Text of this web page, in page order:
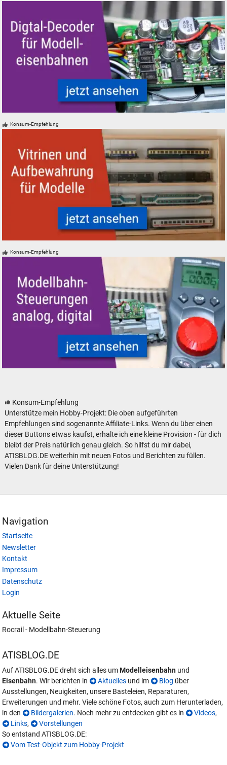
Konsum-Empfehlung
Konsum-Empfehlung
Konsum-Empfehlung
Unterstütze mein Hobby-Projekt: Die oben aufgeführten
Empfehlungen sind sogenannte Affiliate-Links. Wenn du über einen
dieser Buttons etwas kaufst, erhalte ich eine kleine Provision - für dich
bleibt der Preis natürlich genau gleich. So hilfst du mir dabei,
ATISBLOG.DE weiterhin mit neuen Fotos und Berichten zu füllen.
Vielen Dank für deine Unterstützung!
Navigation
Startseite
Newsletter
Kontakt
Impressum
Datenschutz
Login
Aktuelle Seite
Rocrail - Modellbahn-Steuerung
ATISBLOG.DE
Auf ATISBLOG.DE dreht sich alles umModelleisenbahn und
Eisenbahn. Wir berichten in Aktuelles und im Blog über
Ausstellungen, Neuigkeiten, unsere Basteleien, Reparaturen,
Erweiterungen und mehr. Viele schöne Fotos, auch zum Herunterladen,
in den
Bildergalerien. Noch mehr zu entdecken gibt es in Videos,
Links,
Vorstellungen
So entstand ATISBLOG.DE:
Vom Test-Objekt zum Hobby-Projekt